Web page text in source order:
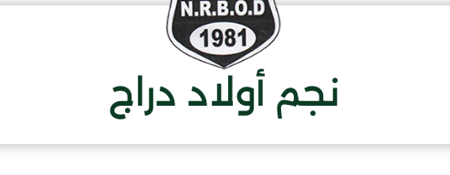
نجم أولاد دراج